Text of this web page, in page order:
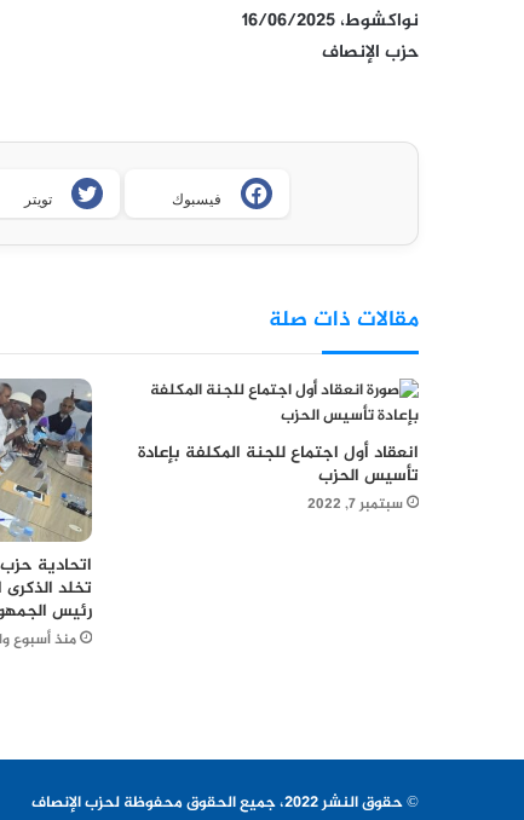
نواكشوط، 16/06/2025
حزب الإنصاف
فيسبوك تويتر
مقالات ذات صلة
انعقاد أول اجتماع للجنة المكلفة بإعادة
تأسيس الحزب
سبتمبر 7, 2022
اتحادية حزب
تخلد
رئيس
منذ أسبوع
© حقوق النشر 2022، جميع الحقوق محفوظة لحزب الإنصاف